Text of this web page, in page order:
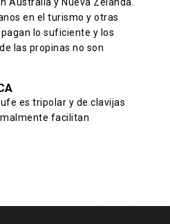
en el turismo y otras
lo suficiente y los
las propinas no son
es tripolar y de clavijas
facilitan